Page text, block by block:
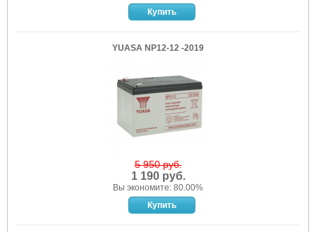
YUASA NP12-12 -2019
5 950 руб.
1 190 руб.
Вы экономите: 80.00%